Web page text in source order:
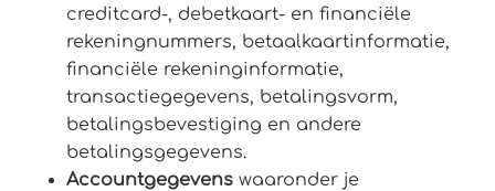
creditcard-, debetkaart- en financiële
rekeningnummers, betaalkaartinformatie,
financiële rekeninginformatie,
transactiegegevens, betalingsvorm,
betalingsbevestiging en andere
betalingsgegevens.
Accountgegevens waaronder je